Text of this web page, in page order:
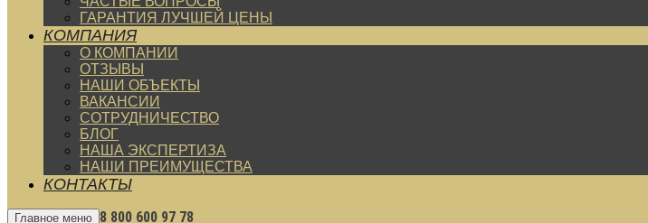
ГАРАНТИЯ ЛУЧШЕЙ ЦЕНЫ
КОМПАНИЯ
О КОМПАНИИ
ОТЗЫВЫ
НАШИ ОБЪЕКТЫ
ВАКАНСИИ
СОТРУДНИЧЕСТВО
БЛОГ
НАША ЭКСПЕРТИЗА
НАШИ ПРЕИМУЩЕСТВА
КОНТАКТЫ
Главное меню 8 800 600 97 78